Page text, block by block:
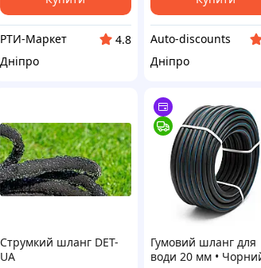
РТИ-Маркет
4.8
Дніпро
Auto-discounts
Дніпро
Струмкий шланг DET-
UA
Гумовий шланг для
води 20 мм •